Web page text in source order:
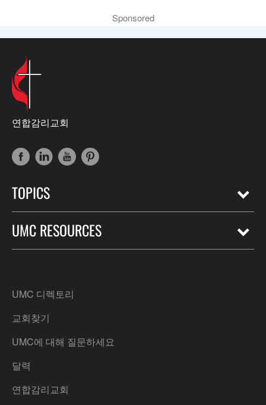
Sponsored
연합감리교회
TOPICS
UMC RESOURCES
UMC 디렉토리
교회찾기
UMC에 대해 질문하세요
달력
연합감리교회